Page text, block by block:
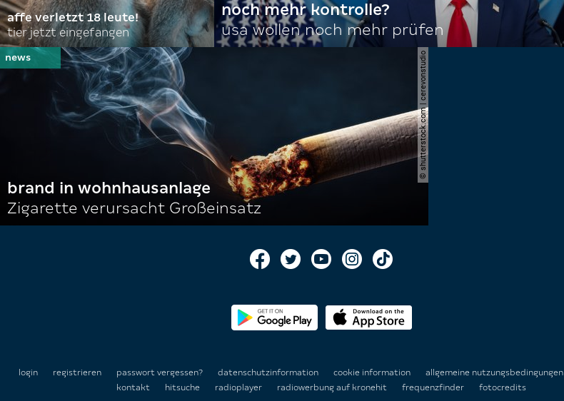
affe verletzt 18 leute!
tier jetzt eingefangen
noch mehr kontrolle?
usa wollen noch mehr prüfen
© shutterstock.com | cerevonstudio
brand in wohnhausanlage
Zigarette verursacht Großeinsatz
login registrieren passwort vergessen? datenschutzinformation cookie information allgemeine nutzungsbedingungen
kontakt
hitsuche radioplayer radiowerbung auf kronehit frequenzfinder fotocredits